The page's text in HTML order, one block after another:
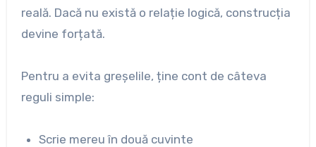
reală. Dacă nu există o relație logică, construcția
devine forțată.
Pentru a evita greșelile, ține cont de câteva
reguli simple:
Scrie mereu în două cuvinte